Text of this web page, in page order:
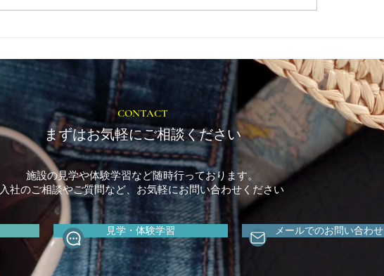
制度です
CONTACT
まずはお気軽にご相談ください
施設の見学や体験学習など随時行っております。
入社のご相談やご質問など、お気軽にお問い合わせください
見学・体験学習 メールでのお問い合わせ